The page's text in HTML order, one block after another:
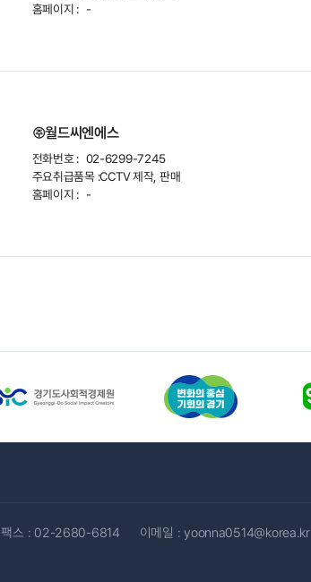
홈페이지 : -
㈜월드씨엔에스
전화번호 : 02-6299-7245
주요취급품목 :CCTV 제작, 판매
홈페이지 : -
팩스 : 02-2680-6814 이메일 :yoonna0514@korea.kr